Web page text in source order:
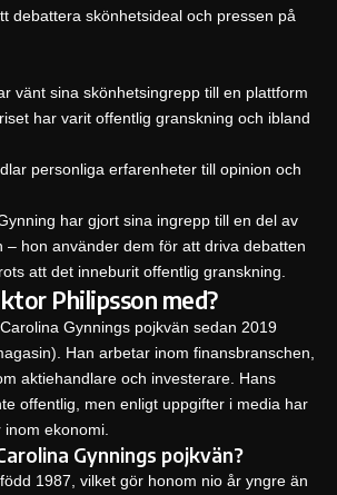
debattera skönhetsideal och pressen på
vänt sina skönhetsingrepp till en plattform
har varit offentlig granskning och ibland
personliga erfarenheter till opinion och
har gjort sina ingrepp till en del av
– hon använder dem för att driva debatten
att det inneburit offentlig granskning.
Philipsson med?
Gynnings pojkvän sedan 2019
Han arbetar inom finansbranschen,
aktiehandlare och investerare. Hans
offentlig, men enligt uppgifter i media har
ekonomi.
Gynnings pojkvän?
1987, vilket gör honom nio år yngre än